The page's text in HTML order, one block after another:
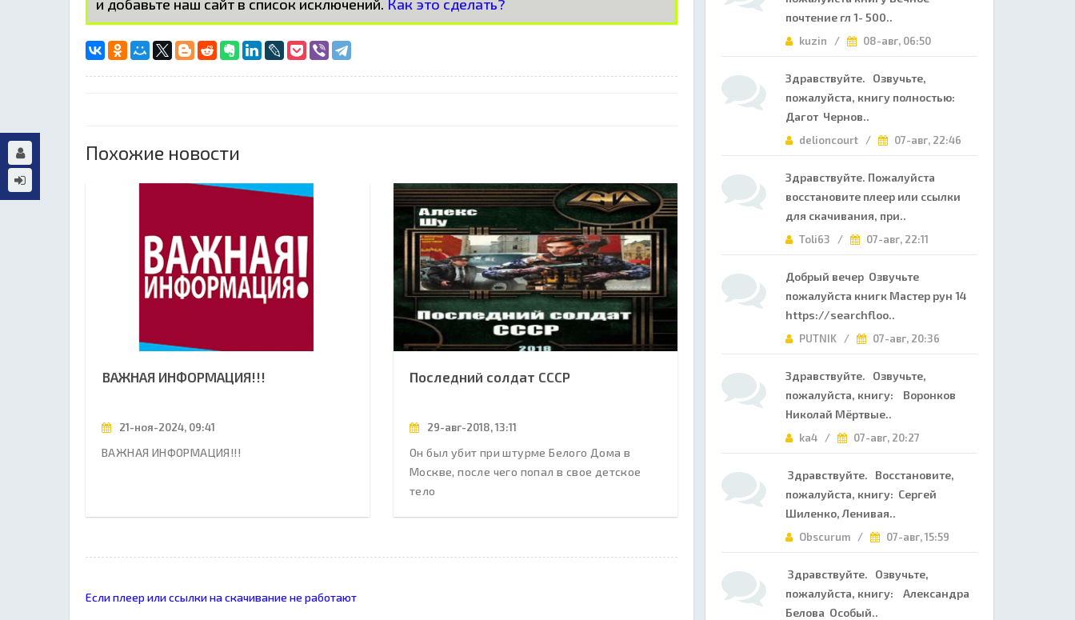
и добавьте наш сайт в список исключений. Как это сделать?
Похожие новости
ВАЖНАЯ ИНФОРМАЦИЯ!!!
21-ноя-2024, 09:41
ВАЖНАЯ ИНФОРМАЦИЯ!!!
Последний солдат СССР
29-авг-2018, 13:11
Он был убит при штурме Белого Дома в
Москве, после чего попал в свое детское
тело
Если плеер или ссылки на скачивание не работают
почтение гл 1- 500..
kuzin / 08-авг, 06:50
Здравствуйте. Озвучьте,
пожалуйста, книгу полностью:
Дагот Чернов..
delioncourt / 07-авг, 22:46
Здравствуйте. Пожалуйста
восстановите плеер или ссылки
для скачивания, при..
Toli63 / 07-авг, 22:11
Добрый вечер Озвучьте
пожалуйста книгк Мастер рун 14
https://searchfloo..
PUTNIK / 07-авг, 20:36
Здравствуйте. Озвучьте,
пожалуйста, книгу: Воронков
Николай Мёртвые..
ka4 / 07-авг, 20:27
Здравствуйте. Восстановите,
пожалуйста, книгу: Сергей
Шиленко, Ленивая..
Obscurum / 07-авг, 15:59
Здравствуйте. Озвучьте,
пожалуйста, книгу: Александра
Белова Особый..